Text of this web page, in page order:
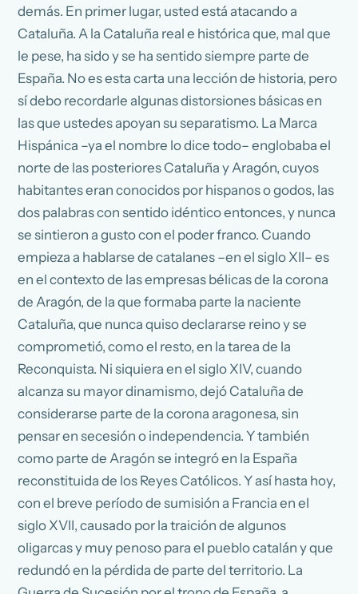
demás. En primer lugar, usted está atacando a
Cataluña. A la Cataluña real e histórica que, mal que
le pese, ha sido y se ha sentido siempre parte de
España. No es esta carta una lección de historia, pero
sí debo recordarle algunas distorsiones básicas en
las que ustedes apoyan su separatismo. La Marca
Hispánica –ya el nombre lo dice todo– englobaba el
norte de las posteriores Cataluña y Aragón, cuyos
habitantes eran conocidos por hispanos o godos, las
dos palabras con sentido idéntico entonces, y nunca
se sintieron a gusto con el poder franco. Cuando
empieza a hablarse de catalanes –en el siglo XII– es
en el contexto de las empresas bélicas de la corona
de Aragón, de la que formaba parte la naciente
Cataluña, que nunca quiso declararse reino y se
comprometió, como el resto, en la tarea de la
Reconquista. Ni siquiera en el siglo XIV, cuando
alcanza su mayor dinamismo, dejó Cataluña de
considerarse parte de la corona aragonesa, sin
pensar en secesión o independencia. Y también
como parte de Aragón se integró en la España
reconstituida de los Reyes Católicos. Y así hasta hoy,
con el breve período de sumisión a Francia en el
siglo XVII, causado por la traición de algunos
oligarcas y muy penoso para el pueblo catalán y que
redundó en la pérdida de parte del territorio. La